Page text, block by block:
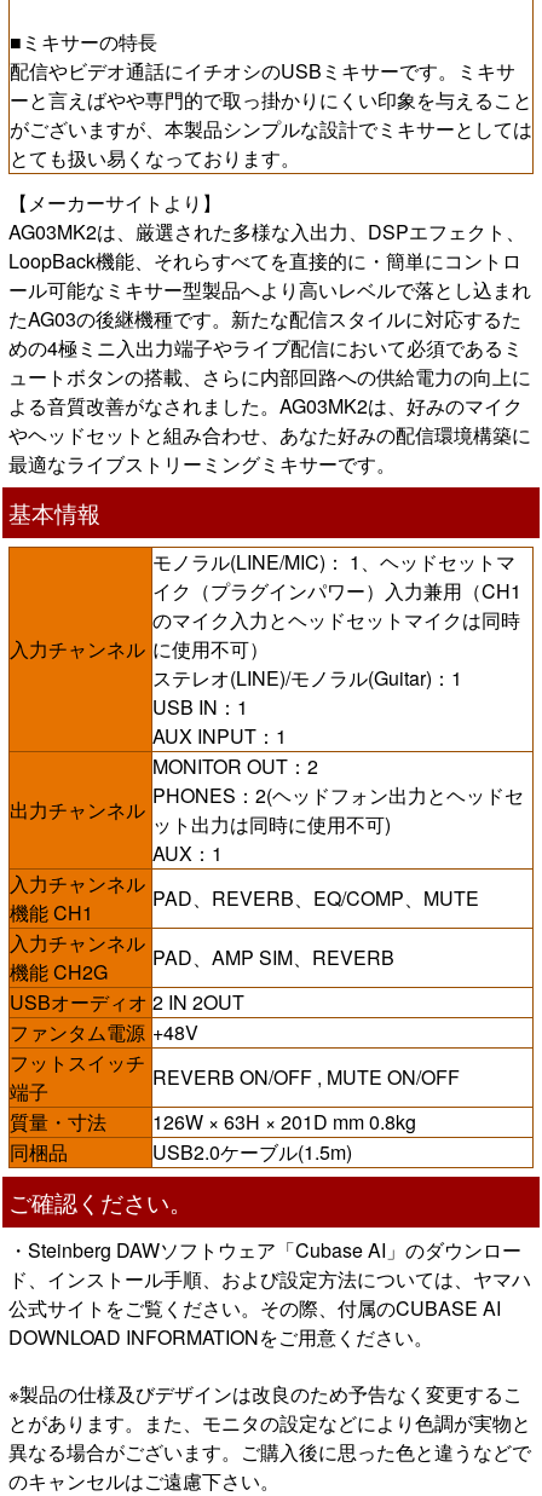
■ミキサーの特長
配信やビデオ通話にイチオシのUSBミキサーです。ミキサ
ーと言えばやや専門的で取っ掛かりにくい印象を与えること
がございますが、本製品シンプルな設計でミキサーとしては
とても扱い易くなっております。
【メーカーサイトより】
AG03MK2は、厳選された多様な入出力、DSPエフェクト、
LoopBack機能、それらすべてを直接的に・簡単にコントロ
ール可能なミキサー型製品へより高いレベルで落とし込まれ
たAG03の後継機種です。新たな配信スタイルに対応するた
めの4極ミニ入出力端子やライブ配信において必須であるミ
ュートボタンの搭載、さらに内部回路への供給電力の向上に
よる音質改善がなされました。AG03MK2は、好みのマイク
やヘッドセットと組み合わせ、あなた好みの配信環境構築に
最適なライブストリーミングミキサーです。
基本情報
入力チャンネル
モノラル(LINE/MIC)： 1、ヘッドセットマ
イク（プラグインパワー）入力兼用（CH1
のマイク入力とヘッドセットマイクは同時
に使用不可）
ステレオ(LINE)/モノラル(Guitar)：1
USB IN：1
AUX INPUT：1
出力チャンネル
MONITOR OUT：2
PHONES：2(ヘッドフォン出力とヘッドセ
ット出力は同時に使用不可)
AUX：1
入力チャンネル
機能 CH1
PAD、REVERB、EQ/COMP、MUTE
入力チャンネル
機能 CH2G
PAD、AMP SIM、REVERB
USBオーディオ 2 IN 2OUT
ファンタム電源 +48V
フットスイッチ
端子
REVERB ON/OFF , MUTE ON/OFF
質量・寸法
126W × 63H × 201D mm 0.8kg
同梱品
USB2.0ケーブル(1.5m)
ご確認ください。
・Steinberg DAWソフトウェア「Cubase AI」のダウンロー
ド、インストール手順、および設定方法については、ヤマハ
公式サイトをご覧ください。その際、付属のCUBASE AI
DOWNLOAD INFORMATIONをご用意ください。
※製品の仕様及びデザインは改良のため予告なく変更するこ
とがあります。また、モニタの設定などにより色調が実物と
異なる場合がございます。ご購入後に思った色と違うなどで
のキャンセルはご遠慮下さい。